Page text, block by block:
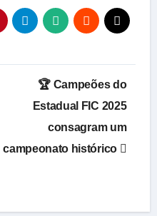
🏆 Campeões do
Estadual FIC 2025
consagram um
campeonato histórico